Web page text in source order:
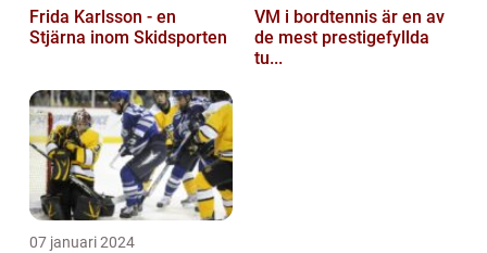
Frida Karlsson - en
Stjärna inom Skidsporten
VM i bordtennis är en av
de mest prestigefyllda
tu...
07 januari 2024